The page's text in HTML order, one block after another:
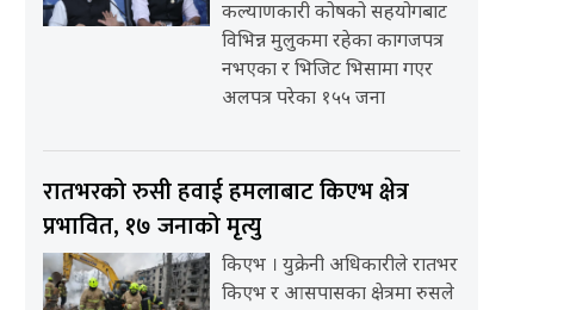
कल्याणकारी कोषको सहयोगबाट
विभिन्न मुलुकमा रहेका कागजपत्र
नभएका र भिजिट भिसामा गएर
अलपत्र परेका १५५ जना
रातभरको रुसी हवाई हमलाबाट किएभ क्षेत्र
प्रभावित, १७ जनाको मृत्यु
किएभ । युक्रेनी अधिकारीले रातभर
किएभ र आसपासका क्षेत्रमा रुसले